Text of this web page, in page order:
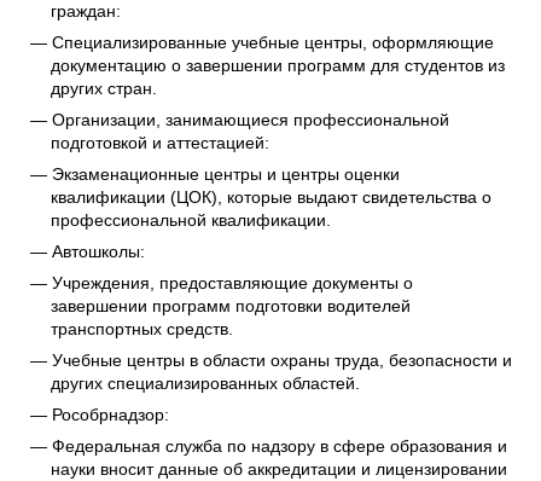
граждан:
Специализированные учебные центры, оформляющие
документацию о завершении программ для студентов из
других стран.
Организации, занимающиеся профессиональной
подготовкой и аттестацией:
Экзаменационные центры и центры оценки
квалификации (ЦОК), которые выдают свидетельства о
профессиональной квалификации.
Автошколы:
Учреждения, предоставляющие документы о
завершении программ подготовки водителей
транспортных средств.
Учебные центры в области охраны труда, безопасности и
других специализированных областей.
Рособрнадзор:
Федеральная служба по надзору в сфере образования и
науки вносит данные об аккредитации и лицензировании